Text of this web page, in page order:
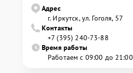
Адрес
г. Иркутск, ул. ​Гоголя, 57
Контакты
+7 (395) 240-73-88
Время работы
Работаем с 09:00 до 21:00